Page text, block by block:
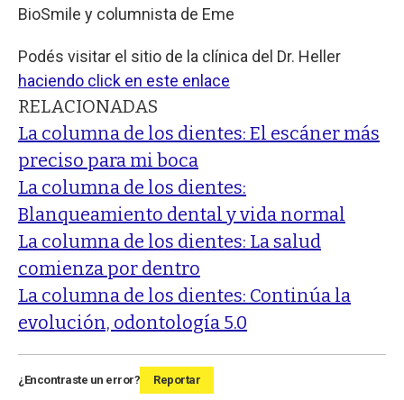
BioSmile y columnista de Eme
Podés visitar el sitio de la clínica del Dr. Heller
haciendo click en este enlace
RELACIONADAS
La columna de los dientes: El escáner más
preciso para mi boca
La columna de los dientes:
Blanqueamiento dental y vida normal
La columna de los dientes: La salud
comienza por dentro
La columna de los dientes: Continúa la
evolución, odontología 5.0
¿Encontraste un error? Reportar